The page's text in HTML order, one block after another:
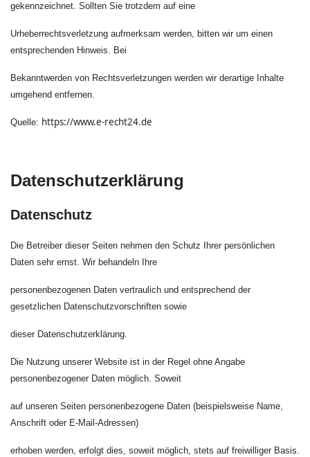
gekennzeichnet. Sollten Sie trotzdem auf eine
Urheberrechtsverletzung aufmerksam werden, bitten wir um einen
entsprechenden Hinweis. Bei
Bekanntwerden von Rechtsverletzungen werden wir derartige Inhalte
umgehend entfernen.
Quelle: https://www.e-recht24.de
Datenschutzerklärung
Datenschutz
Die Betreiber dieser Seiten nehmen den Schutz Ihrer persönlichen
Daten sehr ernst. Wir behandeln Ihre
personenbezogenen Daten vertraulich und entsprechend der
gesetzlichen Datenschutzvorschriften sowie
dieser Datenschutzerklärung.
Die Nutzung unserer Website ist in der Regel ohne Angabe
personenbezogener Daten möglich. Soweit
auf unseren Seiten personenbezogene Daten (beispielsweise Name,
Anschrift oder E-Mail-Adressen)
erhoben werden, erfolgt dies, soweit möglich, stets auf freiwilliger Basis.